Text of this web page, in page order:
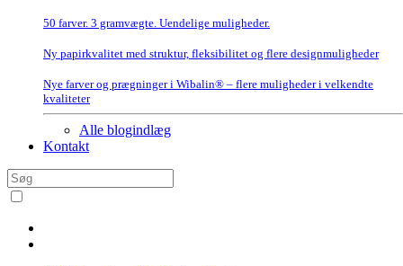
50 farver. 3 gramvægte. Uendelige muligheder.
Ny papirkvalitet med struktur, fleksibilitet og flere designmuligheder
Nye farver og prægninger i Wibalin® – flere muligheder i velkendte
kvaliteter
Alle blogindlæg
Kontakt